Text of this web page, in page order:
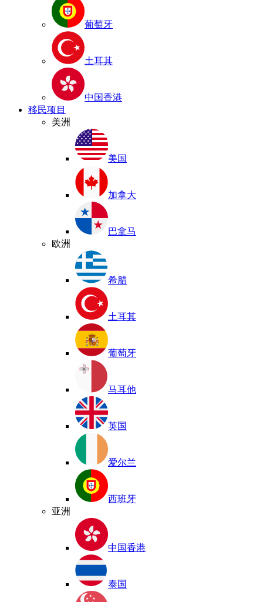
葡萄牙
土耳其
中国香港
移民项目
美洲
美国
加拿大
巴拿马
欧洲
希腊
土耳其
葡萄牙
马耳他
英国
爱尔兰
西班牙
亚洲
中国香港
泰国